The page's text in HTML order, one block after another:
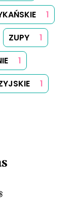
Prawa Autorskie
prawa
być powielana
bez wyraźnej
użytek własny jest
Więckiewicz